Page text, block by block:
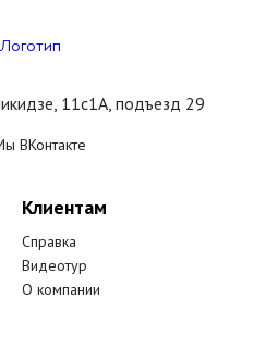
11с1А, подъезд 29
ВКонтакте
Клиентам
Справка
Видеотур
О компании